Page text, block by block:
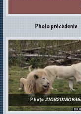
Photo précédente
Photo